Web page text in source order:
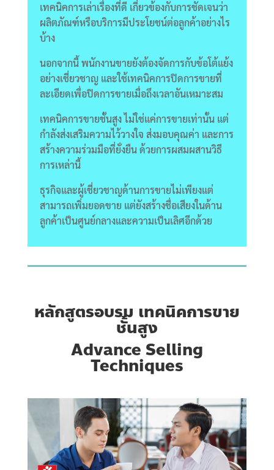
เทคนิคการเล่าเรื่องที่ดี เกี่ยวข้องกับการชัดเจนว่า
ผลิตภัณฑ์หรือบริการมีประโยชน์ต่อลูกค้าอย่างไร
บ้าง
นอกจากนี้ พนักงานขายยังต้องจัดการกับข้อโต้แย้ง
อย่างเชี่ยวชาญ และใช้เทคนิคการปิดการขายที่
ละเอียดเพื่อปิดการขายเมื่อถึงเวลาอันเหมาะสม
เทคนิคการขายชั้นสูง ไม่ใช่แค่การขายเท่านั้น แต่
กำลังส่งเสริมความไว้วางใจ ส่งมอบคุณค่า และการ
สร้างความร่วมมือที่ยั่งยืน ด้วยการผสมผสานวิธี
การเหล่านี้
ธุรกิจและผู้เชี่ยวชาญด้านการขายไม่เพียงแต่
สามารถเพิ่มยอดขาย แต่ยังสร้างชื่อเสียงในด้าน
ลูกค้าเป็นศูนย์กลางและความเป็นเลิศอีกด้วย
หลักสูตรอบรม เทคนิคการขาย
ชั้นสูง
Advance Selling
Techniques